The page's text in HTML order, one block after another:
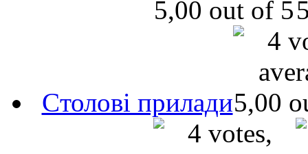
Cтолові прилади